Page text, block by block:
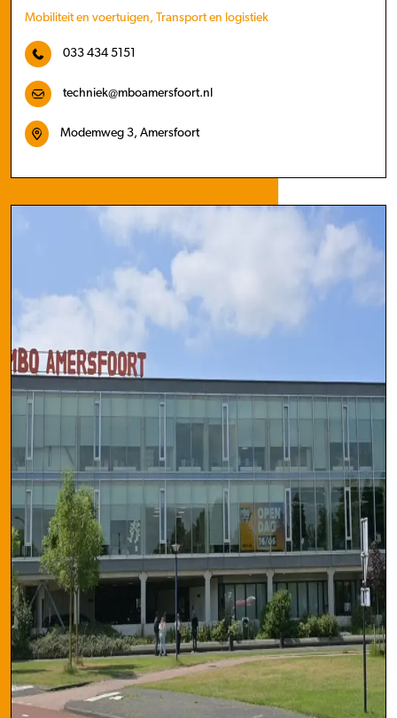
Mobiliteit en voertuigen, Transport en logistiek
033 434 5151
techniek@mboamersfoort.nl
Modemweg 3, Amersfoort